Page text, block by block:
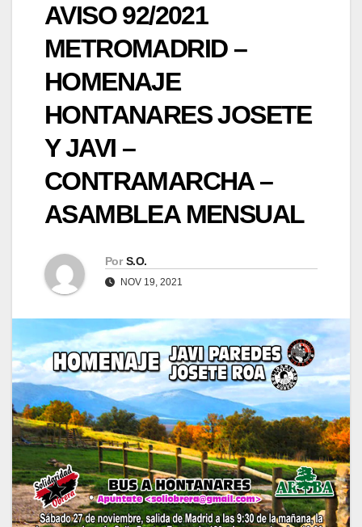
AVISO 92/2021
METROMADRID –
HOMENAJE
HONTANARES JOSETE
Y JAVI –
CONTRAMARCHA –
ASAMBLEA MENSUAL
Por S.O.
NOV 19, 2021